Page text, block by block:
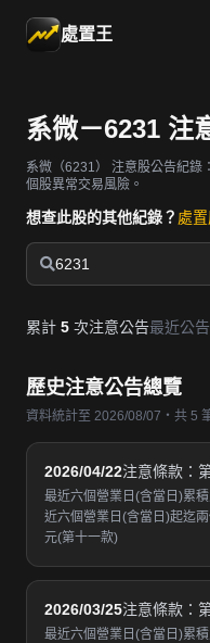
處置王
系微－6231 注
系微（6231）
注意股公告紀錄
個股異常交易風險。
想查此股的其他紀錄？ 處
6231
累計 5 次注意公告最近公
歷史注意公告總覽
資料統計至 2026/08/07・共 5
2026/04/22注意條款：
最近六個營業日(含當日)累
近六個營業日(含當日)起迄
元(第十一款)
2026/03/25注意條款：
最近六個營業日(含當日)累